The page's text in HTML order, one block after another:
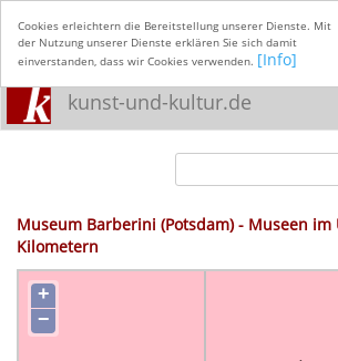
Cookies erleichtern die Bereitstellung unserer Dienste. Mit
der Nutzung unserer Dienste erklären Sie sich damit
einverstanden, dass wir Cookies verwenden. [Info]
kunst-und-kultur.de
Museum Barberini (Potsdam) - Museen im
Kilometern
+
−